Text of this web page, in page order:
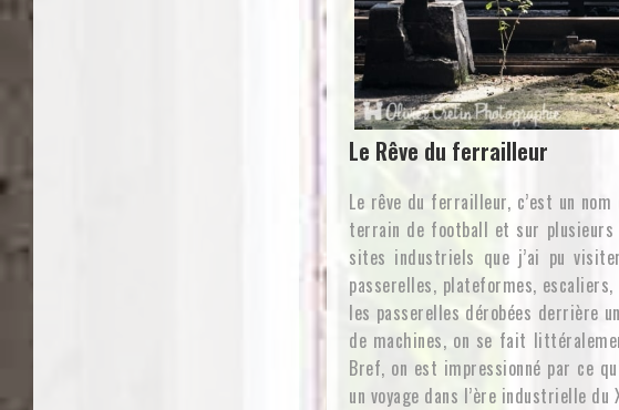
Le Rêve du ferrailleur
Le rêve du ferrailleur, c’est un
terrain de football et sur plusieurs
sites industriels que j’ai pu
passerelles, plateformes,
les passerelles dérobées derrière
de machines, on se fait
Bref, on est impressionné par ce
un voyage dans l’ère industrielle du